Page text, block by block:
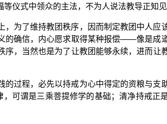
仪式中领众的主法，不为人说法教导正知
为了维持教团秩序，因而制定教团中人应
的确信，内心愿求取得某种报偿——像是成
，当然也是为了让教团能够永续，进而让
过程，必先以持戒为心中得定的资粮与支
可谓是三乘菩提修学的基础；清净持戒正